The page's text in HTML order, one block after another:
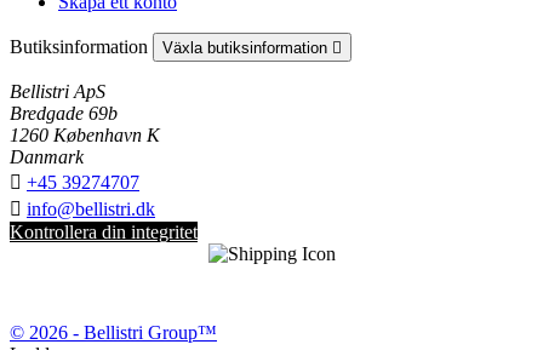
Butiksinformation Växla butiksinformation 
Bellistri ApS
Bredgade 69b
1260 København K
Danmark
 +45 39274707
 info@bellistri.dk
Kontrollera din integritet
© 2026 - Bellistri Group™